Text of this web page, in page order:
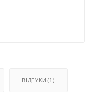
ВІДГУКИ(1)